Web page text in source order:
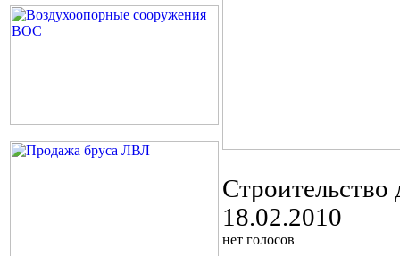
Строительство
18.02.2010
нет голосов